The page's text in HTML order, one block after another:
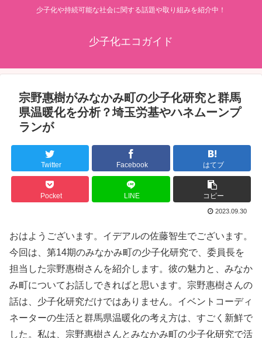
少子化や持続可能な社会に関する話題や取り組みを紹介中！
少子化エコガイド
宗野惠樹がみなかみ町の少子化研究と群馬
県温暖化を分析？埼玉労基やハネムーンプ
ランが
Twitter Facebook はてブ
Pocket LINE コピー
2023.09.30
おはようございます。イデアルの佐藤智生でございます。
今回は、第14期のみなかみ町の少子化研究で、委員長を
担当した宗野惠樹さんを紹介します。彼の魅力と、みなか
み町についてお話しできればと思います。宗野惠樹さんの
話は、少子化研究だけではありません。イベントコーディ
ネーターの生活と群馬県温暖化の考え方は、すごく新鮮で
した。私は、宗野惠樹さんとみなかみ町の少子化研究で活